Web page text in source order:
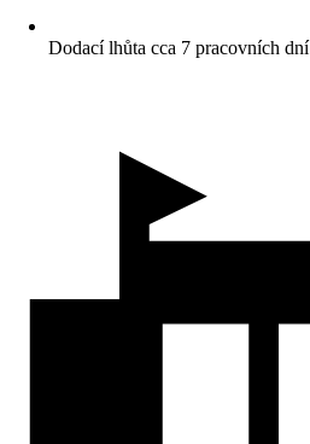
Dodací lhůta cca 7 pracovních dní